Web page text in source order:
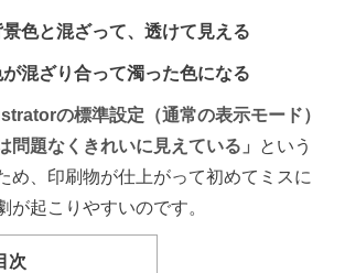
色と混ざって、透けて見える
混ざり合って濁った色になる
の標準設定（通常の表示モード）
問題なくきれいに見えている」
という
め、印刷物が仕上がって初めてミスに
が起こりやすいのです。
次